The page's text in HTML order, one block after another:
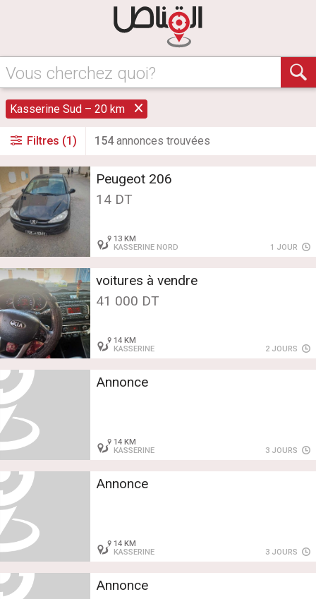
Vous cherchez quoi?
Kasserine Sud – 20 km
Filtres (1) 154annonces trouvées
Peugeot 206
14 DT
13 KM
KASSERINE NORD
1 JOUR
voitures à vendre
41 000 DT
14 KM
KASSERINE
2 JOURS
Annonce
14 KM
KASSERINE
3 JOURS
Annonce
14 KM
KASSERINE
3 JOURS
Annonce